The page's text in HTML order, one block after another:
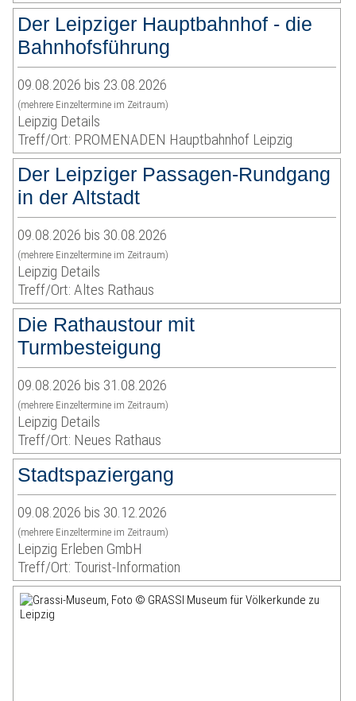
Der Leipziger Hauptbahnhof - die
Bahnhofsführung
09.08.2026 bis 23.08.2026
(mehrere Einzeltermine im Zeitraum)
Leipzig Details
Treff/Ort: PROMENADEN Hauptbahnhof Leipzig
Der Leipziger Passagen-Rundgang
in der Altstadt
09.08.2026 bis 30.08.2026
(mehrere Einzeltermine im Zeitraum)
Leipzig Details
Treff/Ort: Altes Rathaus
Die Rathaustour mit
Turmbesteigung
09.08.2026 bis 31.08.2026
(mehrere Einzeltermine im Zeitraum)
Leipzig Details
Treff/Ort: Neues Rathaus
Stadtspaziergang
09.08.2026 bis 30.12.2026
(mehrere Einzeltermine im Zeitraum)
Leipzig Erleben GmbH
Treff/Ort: Tourist-Information